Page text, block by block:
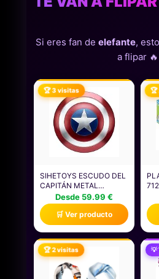
Si eres fan de elefante,
a flipar 🔥
🏆 3 visitas
SIHETOYS ESCUDO DEL
CAPITÁN METAL
AMÉRICA, CAPITÁN
ADULTO AMÉRICA
LETRERO METAL,
RESTAURACIÓN JUEGO
DE ROLES ACCESORIOS
DE DISFRACES, SE
PUEDE UTILIZAR PARA
DIVERSAS FIESTAS
COMO HALLOWEEN
Desde 59.99 €
🛒 Ver producto
🏆
DE
🏆 2 visitas 💡